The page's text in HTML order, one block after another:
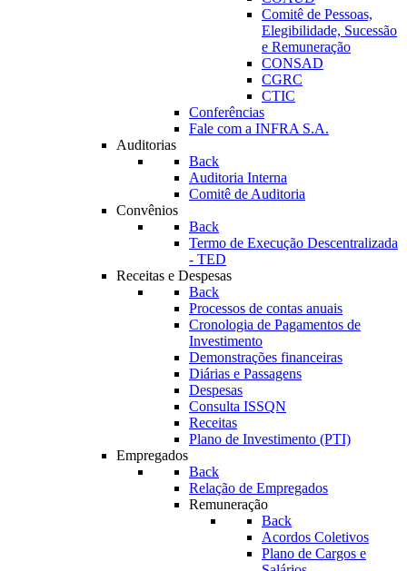
Comitê de Pessoas,
Elegibilidade, Sucessão
e Remuneração
CONSAD
CGRC
CTIC
Conferências
Fale com a INFRA S.A.
Auditorias
Back
Auditoria Interna
Comitê de Auditoria
Convênios
Back
Termo de Execução Descentralizada
- TED
Receitas e Despesas
Back
Processos de contas anuais
Cronologia de Pagamentos de
Investimento
Demonstrações financeiras
Diárias e Passagens
Despesas
Consulta ISSQN
Receitas
Plano de Investimento (PTI)
Empregados
Back
Relação de Empregados
Remuneração
Back
Acordos Coletivos
Plano de Cargos e